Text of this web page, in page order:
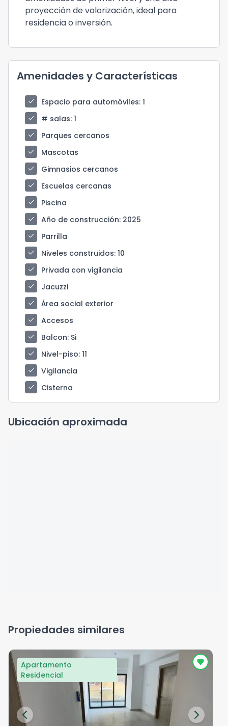
proyección de valorización, ideal para
residencia o inversión.
Amenidades y Características
check Espacio para automóviles: 1
check
# salas: 1
check
Parques cercanos
check
Mascotas
check
Gimnasios cercanos
check
Escuelas cercanas
check
Piscina
check
Año de construcción: 2025
check
Parrilla
check
Niveles construidos: 10
check
Privada con vigilancia
check
Jacuzzi
check
Área social exterior
check
Accesos
check
Balcon: Si
check
Nivel-piso: 11
check
Vigilancia
check
Cisterna
Ubicación aproximada
Propiedades similares
Apartamento
Residencial